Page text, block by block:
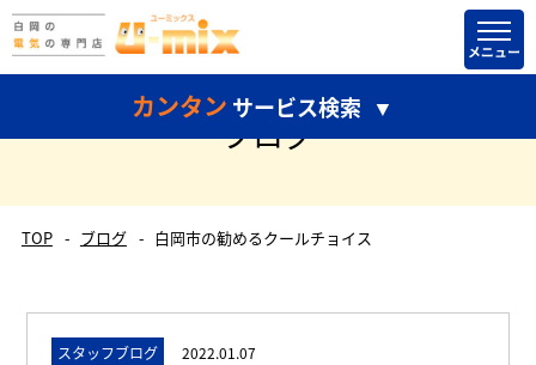
カンタン サービス検索
どちらかだけ選択して検索することもできます。
ブログ
TOP ブログ 白岡市の勧めるクールチョイス
スタッフブログ 2022.01.07